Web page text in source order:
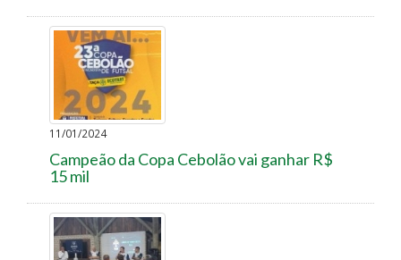
11/01/2024
Campeão da Copa Cebolão vai ganhar R$
15 mil